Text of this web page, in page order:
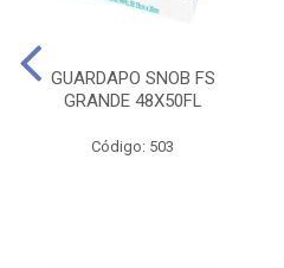
GUARDAPO SNOB FS
GRANDE 48X50FL
Código: 503